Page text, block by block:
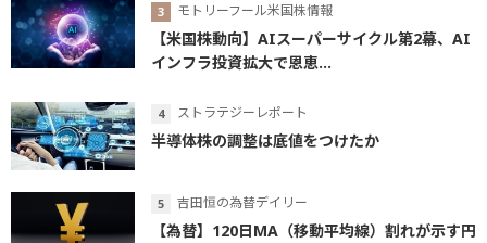
モトリーフール米国株情報
【米国株動向】AIスーパーサイクル第2幕、AI
インフラ投資拡大で恩恵...
ストラテジーレポート
半導体株の調整は底値をつけたか
吉田恒の為替デイリー
【為替】120日MA（移動平均線）割れが示す円